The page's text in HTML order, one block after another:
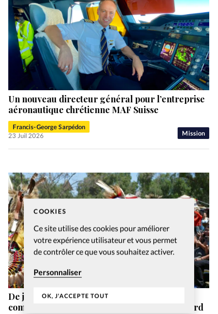
COOKIES
Ce site utilise des cookies pour améliorer
votre expérience utilisateur et vous permet
de contrôler ce que vous souhaitez activer.
Personnaliser
OK, J'ACCEPTE TOUT
Mission
Un nouveau directeur général pour l’entreprise
aéronautique chrétienne MAF Suisse
Francis-George Sarpédon
23 Juil 2026
De jeunes Amérindiens en mission chez les
communautés autochtones d’Amérique du Nord